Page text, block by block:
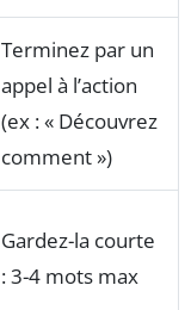
Terminez par un
appel à l’action
(ex : « Découvrez
comment »)
Gardez-la courte
: 3-4 mots max